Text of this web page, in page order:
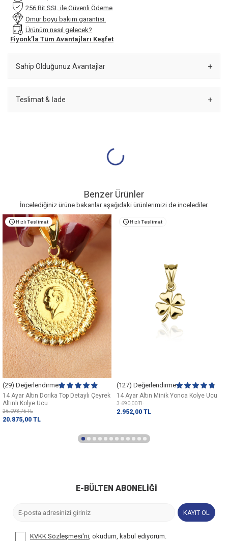
256 Bit SSL ile Güvenli Ödeme
Ömür boyu bakım garantisi.
Ürünüm nasıl gelecek?
Fiyonk’la Tüm Avantajları Keşfet
Sahip Olduğunuz Avantajlar
Teslimat & İade
Benzer Ürünler
İncelediğiniz ürüne bakanlar aşağıdaki ürünlerimizi de incelediler.
Hızlı Teslimat
(29) Değerlendirme
14 Ayar Altın Dorika Top Detaylı Çeyrek
Altınlı Kolye Ucu
26.093,75TL
20.875,00 TL
Hızlı Teslimat
(127) Değerlendirme
14 Ayar Altın Minik Yonca Kolye Ucu
3.690,00TL
2.952,00 TL
E-BÜLTEN ABONELIĞI
KAYIT OL
KVKK Sözleşmesi'ni, okudum, kabul ediyorum.